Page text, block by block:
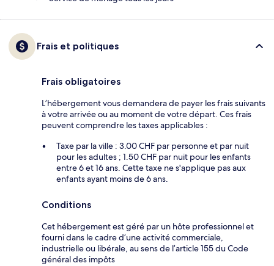
Frais et politiques
Frais obligatoires
L’hébergement vous demandera de payer les frais suivants
à votre arrivée ou au moment de votre départ. Ces frais
peuvent comprendre les taxes applicables :
Taxe par la ville : 3.00 CHF par personne et par nuit
pour les adultes ; 1.50 CHF par nuit pour les enfants
entre 6 et 16 ans. Cette taxe ne s'applique pas aux
enfants ayant moins de 6 ans.
Conditions
Cet hébergement est géré par un hôte professionnel et
fourni dans le cadre d’une activité commerciale,
industrielle ou libérale, au sens de l’article 155 du Code
général des impôts